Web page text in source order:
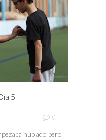
5
0
nublado pero